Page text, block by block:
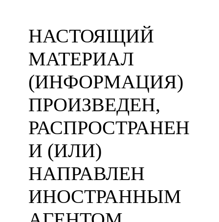
НАСТОЯЩИЙ
МАТЕРИАЛ
(ИНФОРМАЦИЯ)
ПРОИЗВЕДЕН,
РАСПРОСТРАНЕН
И (ИЛИ)
НАПРАВЛЕН
ИНОСТРАННЫМ